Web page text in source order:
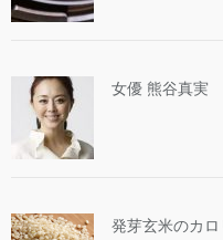
女優 熊谷真実
発芽玄米のカ